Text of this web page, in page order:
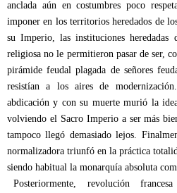
anclada aún en costumbres poco
imponer en los territorios heredados de
su Imperio, las instituciones
religiosa no le permitieron pasar de ser,
pirámide feudal plagada de señores
resistían a los aires de
abdicación y con su muerte murió la
volviendo el Sacro Imperio a ser más
tampoco llegó demasiado lejos.
normalizadora triunfó en la práctica
siendo habitual la monarquía absoluta
Posteriormente, revolución